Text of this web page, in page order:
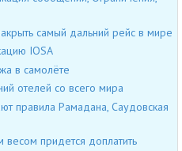
самый дальний рейс в мире
IOSA
в самолёте
отелей со всего мира
правила Рамадана, Саудовская
придется доплатить